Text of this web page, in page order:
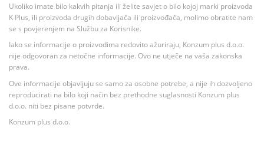
Ukoliko imate bilo kakvih pitanja ili želite savjet o bilo kojoj marki proizvoda
K Plus, ili proizvoda drugih dobavljača ili proizvođača, molimo obratite nam
se s povjerenjem na Službu za Korisnike.
Iako se informacije o proizvodima redovito ažuriraju, Konzum plus d.o.o.
nije odgovoran za netočne informacije. Ovo ne utječe na vaša zakonska
prava.
Ove informacije objavljuju se samo za osobne potrebe, a nije ih dozvoljeno
reproducirati na bilo koji način bez prethodne suglasnosti Konzum plus
d.o.o. niti bez pisane potvrde.
Konzum plus d.o.o.